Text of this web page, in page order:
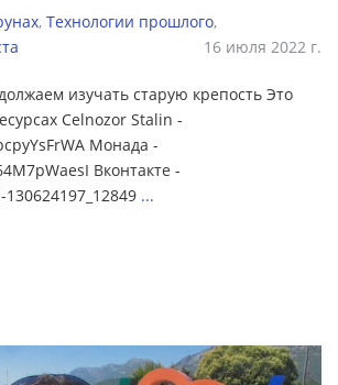
, Технологии прошлого,
16 июля 2022 г.
изучать старую крепость Это
Celnozor Stalin -
Монада -
Вконтакте -
...